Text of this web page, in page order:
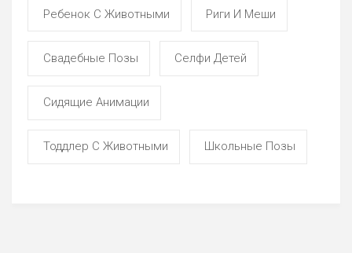
Ребенок С Животными Риги И Меши
Свадебные Позы Селфи Детей
Сидящие Анимации
Тоддлер С Животными Школьные Позы